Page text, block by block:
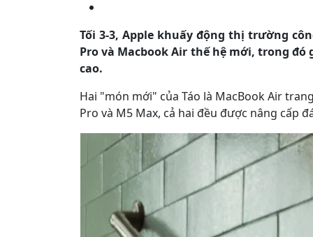
Tối 3-3, Apple khuấy động thị trường
Pro và Macbook Air thế hệ mới, trong
cao.
Hai "món mới" của Táo là MacBook Air
Pro và M5 Max, cả hai đều được nâng cấp